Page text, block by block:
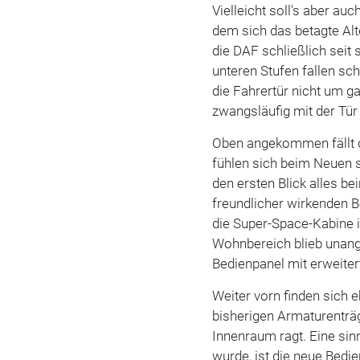
Vielleicht soll's aber
dem sich das betagte
die DAF schließlich seit
unteren Stufen fallen
die Fahrertür nicht um
zwangsläufig mit der
Oben angekommen fällt
fühlen sich beim Neuen
den ersten Blick alles
freundlicher wirkenden
die Super-Space-
Wohnbereich blieb
Bedienpanel mit
Weiter vorn finden sich
bisherigen
Innenraum ragt. Eine
wurde, ist die neue